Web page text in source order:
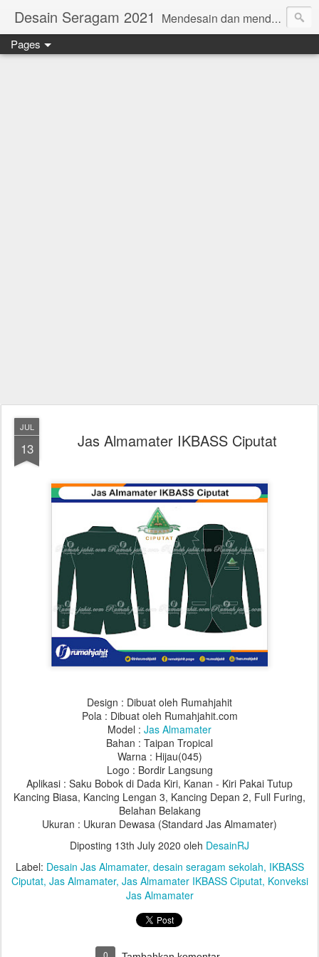
Desain Seragam 2021 Mendesain dan mendesain ulang SERAGAM KERJA 2018 www.rumahjahit.com
Pages
JUL
13 Jas Almamater IKBASS Ciputat
Design : Dibuat oleh Rumahjahit
Pola : Dibuat oleh Rumahjahit.com
Model : Jas Almamater
Bahan : Taipan Tropical
Warna : Hijau(045)
Logo : Bordir Langsung
Aplikasi : Saku Bobok di Dada Kiri, Kanan - Kiri Pakai Tutup
Kancing Biasa, Kancing Lengan 3, Kancing Depan 2, Full Furing,
Belahan Belakang
Ukuran : Ukuran Dewasa (Standard Jas Almamater)
Diposting 13th July 2020 oleh DesainRJ
Label: Desain Jas Almamater desain seragam sekolah IKBASS
Ciputat Jas Almamater Jas Almamater IKBASS Ciputat Konveksi
Jas Almamater
0